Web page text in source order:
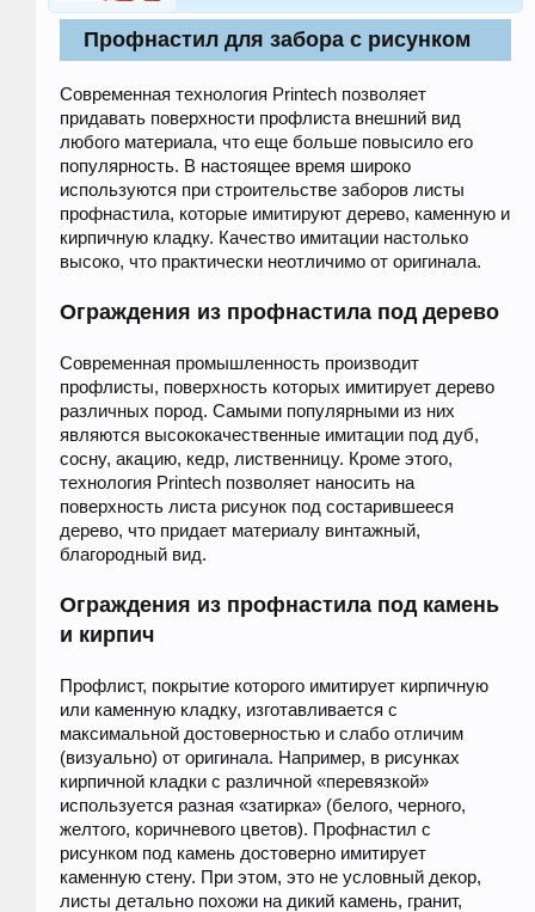
Профнастил для забора с рисунком
Современная технология Printech позволяет
придавать поверхности профлиста внешний вид
любого материала, что еще больше повысило его
популярность. В настоящее время широко
используются при строительстве заборов листы
профнастила, которые имитируют дерево, каменную и
кирпичную кладку. Качество имитации настолько
высоко, что практически неотличимо от оригинала.
Ограждения из профнастила под дерево
Современная промышленность производит
профлисты, поверхность которых имитирует дерево
различных пород. Самыми популярными из них
являются высококачественные имитации под дуб,
сосну, акацию, кедр, лиственницу. Кроме этого,
технология Printech позволяет наносить на
поверхность листа рисунок под состарившееся
дерево, что придает материалу винтажный,
благородный вид.
Ограждения из профнастила под камень
и кирпич
Профлист, покрытие которого имитирует кирпичную
или каменную кладку, изготавливается с
максимальной достоверностью и слабо отличим
(визуально) от оригинала. Например, в рисунках
кирпичной кладки с различной «перевязкой»
используется разная «затирка» (белого, черного,
желтого, коричневого цветов). Профнастил с
рисунком под камень достоверно имитирует
каменную стену. При этом, это не условный декор,
листы детально похожи на дикий камень, гранит,